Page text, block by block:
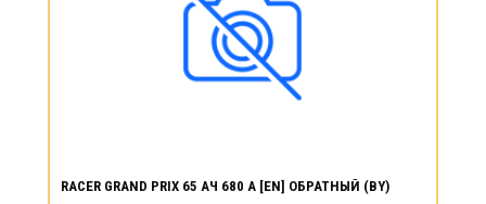
RACER GRAND PRIX 65 АЧ 680 А [EN] ОБРАТНЫЙ (BY)